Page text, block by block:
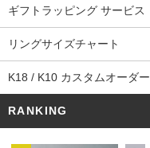
ギフトラッピング サービス
リングサイズチャート
K18 / K10 カスタムオーダー
RANKING